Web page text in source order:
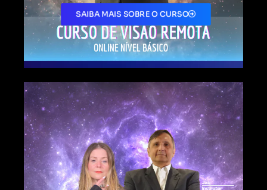
SAIBA MAIS SOBRE O CURSO